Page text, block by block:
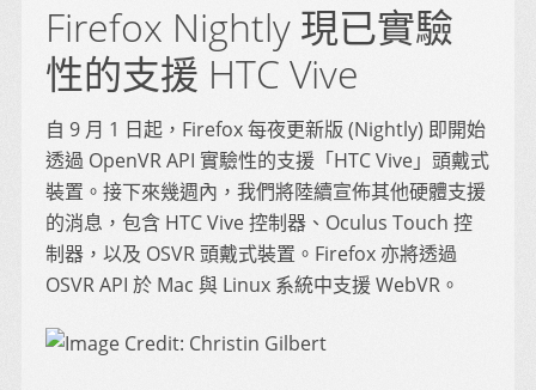
Firefox Nightly 現已實驗
性的支援 HTC Vive
自 9 月 1 日起，Firefox 每夜更新版 (Nightly) 即開始
透過 OpenVR API 實驗性的支援「HTC Vive」頭戴式
裝置。接下來幾週內，我們將陸續宣佈其他硬體支援
的消息，包含 HTC Vive 控制器、Oculus Touch 控
制器，以及 OSVR 頭戴式裝置。Firefox 亦將透過
OSVR API 於 Mac 與 Linux 系統中支援 WebVR。